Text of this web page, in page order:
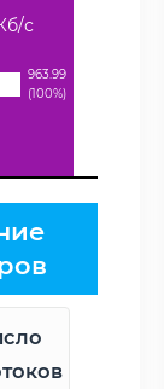
с
963.99
(100%)